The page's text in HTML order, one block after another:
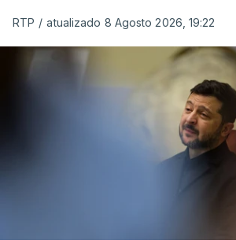
RTP / atualizado 8 Agosto 2026, 19:22